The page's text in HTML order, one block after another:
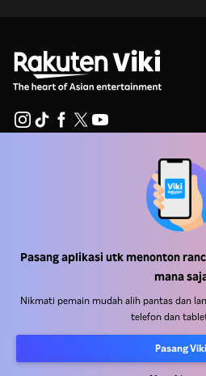
Pasang aplikasi utk menonton
mana
Nikmati pemain mudah alih pantas dan
telefon dan
Pasang Viki
Pengiklan
Terma Penggunaan